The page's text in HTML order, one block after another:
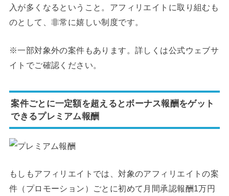
入が多くなるということ。アフィリエイトに取り組むも
のとして、非常に嬉しい制度です。
※一部対象外の案件もあります。詳しくは公式ウェブサ
イトでご確認ください。
案件ごとに一定額を超えるとボーナス報酬をゲット
できるプレミアム報酬
もしもアフィリエイトでは、対象のアフィリエイトの案
件（プロモーション）ごとに初めて月間承認報酬1万円